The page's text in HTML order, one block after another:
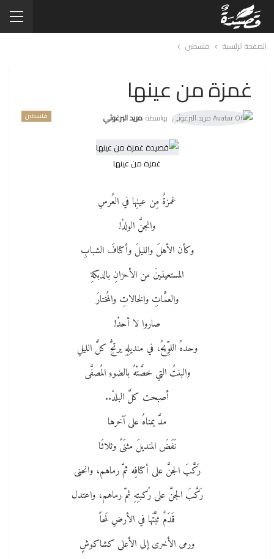
الصفحة الرئيسية فلسطين
غمزة من عينها
فلسطين بواسطة مريد البرغوثي
غمزة من عينها
غمزةٌ مِن عينِها في العُرسِ
وانجنَّ الولدْ!
وكأن الأهلَ والليلَ وأكتافَ الشبابِ
المستعيذينَ من الأحزانِ بالدبكةِ
والعمَّاتِ والخالاتِ والمُختارَ
صاروا لا أحدْ!
وحدهُ اللوِّيحُ، في منديلِهِ يرتجُّ كلُّ الليلِ
والبنتُ التي خصَّتْهُ بالضوءِ المُصفَّى
أصبحت كلَّ البلدْ..
مدَّ يمناهُ على آخرها
نَفَضَ المنديلَ مثنَىً وثلاثَا
رَكَّبَ الجنَّ على أكتافِه ثمّ رماهم، وانحنى
رَكَّبَ الجنَّ على رُكبتِهِ ثمّ رماهم، واعتدل
قَدَمٌ ثبَّتَها في الأرضِ لَمحاً
ورمى الأخرى إلى الأعلى كشاكوشٍ